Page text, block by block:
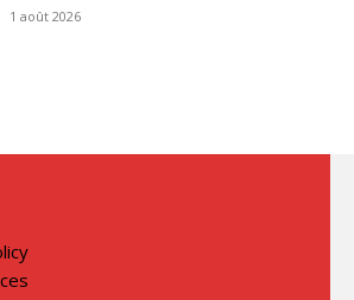
1 août 2026